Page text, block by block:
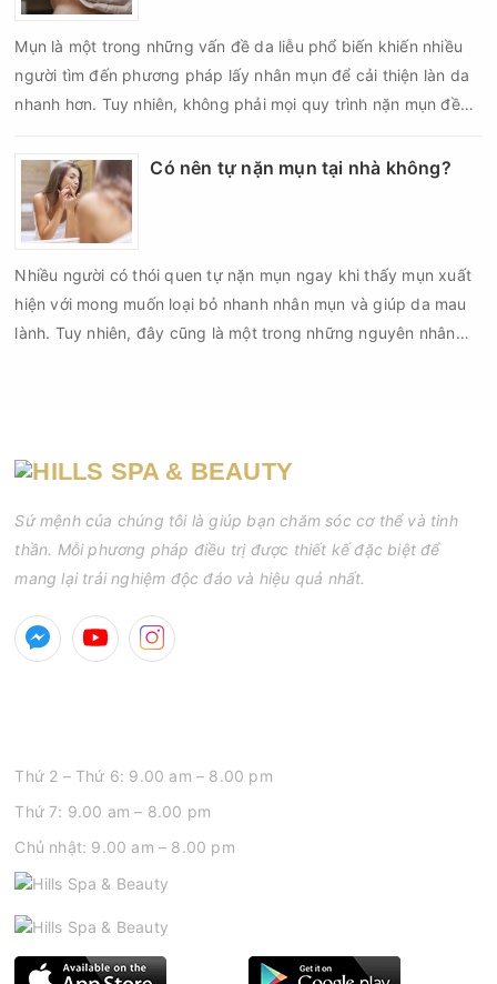
Mụn là một trong những vấn đề da liễu phổ biến khiến nhiều
người tìm đến phương pháp lấy nhân mụn để cải thiện làn da
nhanh hơn. Tuy nhiên, không phải mọi quy trình nặn mụn đều
sai kỹ thuật hoặc lấy nhân mụn không đúng thời điểm, làn da
có thể đối mặt với nguy cơ viêm nhiễm, thâm sau mụn và thậm
chí là sẹo rỗ. Vậy nặn mụn chuẩn y khoa là gì và một quy trình
đạt tiêu chuẩn cần đáp ứng những yêu cầu nào?
Có nên tự nặn mụn tại nhà không?
Nhiều người có thói quen tự nặn mụn ngay khi thấy mụn xuất
hiện với mong muốn loại bỏ nhanh nhân mụn và giúp da mau
lành. Tuy nhiên, đây cũng là một trong những nguyên nhân
Sứ mệnh của chúng tôi là giúp bạn chăm sóc cơ thể và tinh
thần. Mỗi phương pháp điều trị được thiết kế đặc biệt để
mang lại trải nghiệm độc đáo và hiệu quả nhất.
Thứ 2 – Thứ 6: 9.00 am – 8.00 pm
Thứ 7: 9.00 am – 8.00 pm
Chủ nhật: 9.00 am – 8.00 pm